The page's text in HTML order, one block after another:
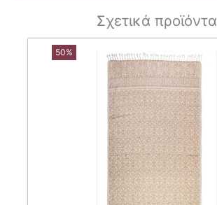
Σχετικά προϊόντα
50%